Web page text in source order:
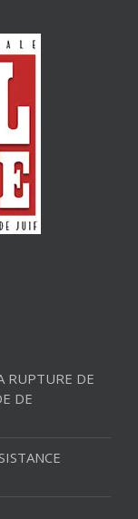
RUPTURE DE
DE